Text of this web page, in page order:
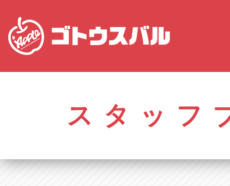
アップル
愛知県春日井市柏井町4-43-1
アップル春日井中央店
スタッフ